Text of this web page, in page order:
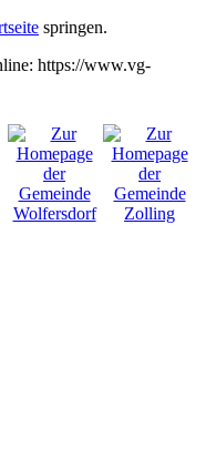
springen.
https://www.vg-